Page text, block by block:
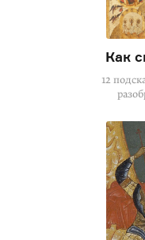
Как
12